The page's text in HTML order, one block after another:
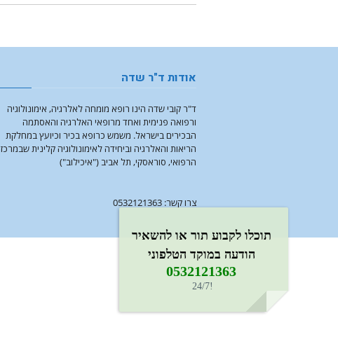
אודות ד"ר שדה
ד"ר קובי שדה הינו רופא מומחה לאלרגיה, אימונולוגיה
ורפואה פנימית ואחד מרופאי האלרגיה והאסתמה
הבכירים בישראל. משמש כרופא בכיר וכיועץ במחלקת
הריאות והאלרגיה וביחידה לאימונולוגיה קלינית שבמרכז
הרפואי, סוראסקי, תל אביב ("איכילוב")
צרו קשר: 0532121363
תוכלו לקבוע תור או להשאיר
הודעה במוקד הטלפוני
0532121363​
!24/7